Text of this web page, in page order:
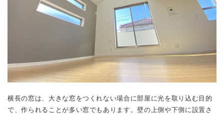
横長の窓は、大きな窓をつくれない場合に部屋に光を取り込む目的
で、作られることが多い窓でもあります。壁の上側や下側に設置さ